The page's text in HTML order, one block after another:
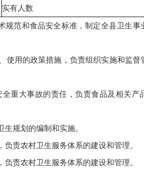
实有人数
规范和食品安全标准，制定全县卫生事
使用的政策措施，负责组织实施和监督
重大事故的责任，负责食品及相关产
规划的编制和实施。
责农村卫生服务体系的建设和管理。
责农村卫生服务体系的建设和管理。